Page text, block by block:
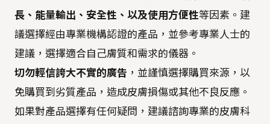
長、能量輸出、安全性、以及使用方便性等因素。建
議選擇經由專業機構認證的產品，並參考專業人士的
建議，選擇適合自己膚質和需求的儀器。
切勿輕信誇大不實的廣告 ，並謹慎選擇購買來源，以
免購買到劣質產品，造成皮膚損傷或其他不良反應。
如果對產品選擇有任何疑問，建議諮詢專業的皮膚科